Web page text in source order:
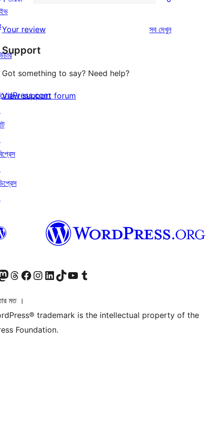
রিভিউ
2-
স্টার
রিভিউ
স্টার
রিভিউ
Your review সবরিভিউ
দেখুন
Support
Got something to say? Need help?
View support forum
অ্যাকাউন্টটি দেখুন
আমাদের থ্রেডস অ্যাকাউন্টটি দেখুনআমাদের ফেসবুক পেজ দেখুনআমাদের ইন্সটাগ্রাম অ্যাকাউন্ট দেখুনআমাদের লিঙ্কডইন অ্যাকাউন্টে যানআমাদের TikTok অ্যাকাউন্টটি দেখুনআমাদের ইউটিউব চ্যানেলে যান আমাদের টাম্বলার অ্যাকাউন্ট দেখুন
মত ।
trademark is the intellectual property of the
Foundation.